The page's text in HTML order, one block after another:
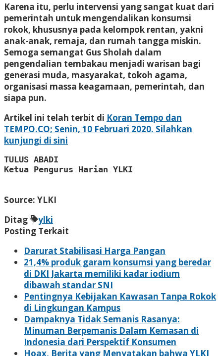
Karena itu, perlu intervensi yang sangat kuat dari
pemerintah untuk mengendalikan konsumsi
rokok, khususnya pada kelompok rentan, yakni
anak-anak, remaja, dan rumah tangga miskin.
Semoga semangat Gus Sholah dalam
pengendalian tembakau menjadi warisan bagi
generasi muda, masyarakat, tokoh agama,
organisasi massa keagamaan, pemerintah, dan
siapa pun.
Artikel ini telah terbit di Koran Tempo dan
TEMPO.CO; Senin, 10 Februari 2020. Silahkan
kunjungi di sini
TULUS ABADI
Ketua Pengurus Harian YLKI
Source: YLKI
Ditag
ylki
Posting Terkait
Darurat Stabilisasi Harga Pangan
21,4% produk garam konsumsi yang beredar
di DKI Jakarta memiliki kadar iodium
dibawah standar SNI
Pentingnya Kebijakan Kawasan Tanpa Rokok
di Lingkungan Kampus
Dampaknya Tidak Semanis Rasanya:
Minuman Berpemanis Dalam Kemasan di
Indonesia dari Perspektif Konsumen
Hoax, Berita yang Menyatakan bahwa YLKI